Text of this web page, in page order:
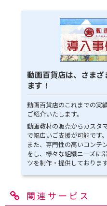
動画百貨店は、さま
ます！
動画百貨店のこれまでの実
ご紹介いたします。
動画教材の販売からカスタ
で幅広いご支援が可能です。
また、専門性の高いコンテ
をし、様々な組織ニーズに
ツを制作・提供しております
関連サービス